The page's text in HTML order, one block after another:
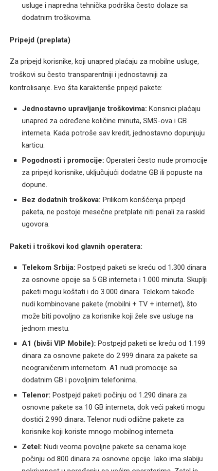
usluge i napredna tehnička podrška često dolaze sa
dodatnim troškovima.
Pripejd (preplata)
Za pripejd korisnike, koji unapred plaćaju za mobilne usluge,
troškovi su često transparentniji i jednostavniji za
kontrolisanje. Evo šta karakteriše pripejd pakete:
Jednostavno upravljanje troškovima: Korisnici plaćaju
unapred za određene količine minuta, SMS-ova i GB
interneta. Kada potroše sav kredit, jednostavno dopunjuju
karticu.
Pogodnosti i promocije: Operateri često nude promocije
za pripejd korisnike, uključujući dodatne GB ili popuste na
dopune.
Bez dodatnih troškova: Prilikom korišćenja pripejd
paketa, ne postoje mesečne pretplate niti penali za raskid
ugovora.
Paketi i troškovi kod glavnih operatera:
Telekom Srbija: Postpejd paketi se kreću od 1.300 dinara
za osnovne opcije sa 5 GB interneta i 1.000 minuta. Skuplji
paketi mogu koštati i do 3.000 dinara. Telekom takođe
nudi kombinovane pakete (mobilni + TV + internet), što
može biti povoljno za korisnike koji žele sve usluge na
jednom mestu.
A1 (bivši VIP Mobile): Postpejd paketi se kreću od 1.199
dinara za osnovne pakete do 2.999 dinara za pakete sa
neograničenim internetom. A1 nudi promocije sa
dodatnim GB i povoljnim telefonima.
Telenor: Postpejd paketi počinju od 1.290 dinara za
osnovne pakete sa 10 GB interneta, dok veći paketi mogu
dostići 2.990 dinara. Telenor nudi odlične pakete za
korisnike koji koriste mnogo mobilnog interneta.
Zetel: Nudi veoma povoljne pakete sa cenama koje
počinju od 800 dinara za osnovne opcije. Iako ima slabiju